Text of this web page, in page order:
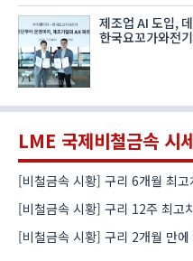
제조업 AI 도입,
한국요꼬가와전
LME 국제비철금속 시
[비철금속 시황] 구리 6개월 최
[비철금속 시황] 구리 12주 최고